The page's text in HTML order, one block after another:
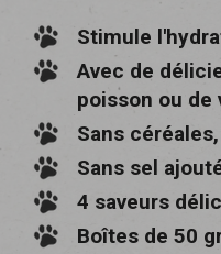
Stimule
Avec de
poisson ou de
Sans
Sans sel
4 saveurs
Boîtes de 50